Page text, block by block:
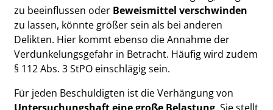
zu beeinflussen oder Beweismittel verschwinden
zu lassen, könnte größer sein als bei anderen
Delikten. Hier kommt ebenso die Annahme der
Verdunkelungsgefahr in Betracht. Häufig wird zudem
§ 112 Abs. 3 StPO einschlägig sein.
Für jeden Beschuldigten ist die Verhängung von